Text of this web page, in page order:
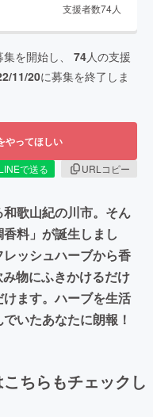
支援者数74人
集を開始し、 74人の支援
11/20に募集を終了しま
やってほしい
LINEで送る
URLコピー
歌山紀の川市。そん
料」が誕生しまし
ッシュハーブから香
物にふきかけるだけ
ます。ハーブを生活
いたあなたに朗報！
ちらもチェックし